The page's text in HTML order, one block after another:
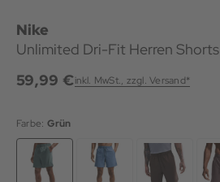
Nike
Unlimited Dri-Fit Herren Shorts
59,99 €inkl. MwSt., zzgl. Versand*
Farbe: Grün